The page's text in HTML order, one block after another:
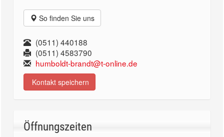
So finden Sie uns
(0511) 440188
(0511) 4583790
humboldt-brandt@t-online.de
Kontakt speichern
Öffnungszeiten